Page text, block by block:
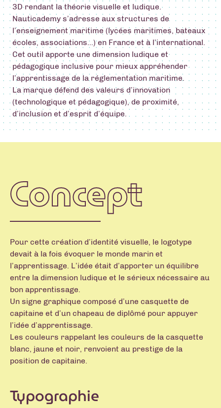
3D rendant la théorie visuelle et ludique.
Nauticademy s’adresse aux structures de
l’enseignement maritime (lycées maritimes, bateaux
écoles, associations…) en France et à l’international.
Cet outil apporte une dimension ludique et
pédagogique inclusive pour mieux appréhender
l’apprentissage de la réglementation maritime.
La marque défend des valeurs d’innovation
(technologique et pédagogique), de proximité,
d’inclusion et d’esprit d’équipe.
Concept
Pour cette création d’identité visuelle, le logotype
devait à la fois évoquer le monde marin et
l’apprentissage. L’idée était d’apporter un équilibre
entre la dimension ludique et le sérieux nécessaire au
bon apprentissage.
Un signe graphique composé d’une casquette de
capitaine et d’un chapeau de diplômé pour appuyer
l’idée d’apprentissage.
Les couleurs rappelant les couleurs de la casquette
blanc, jaune et noir, renvoient au prestige de la
position de capitaine.
Typographie